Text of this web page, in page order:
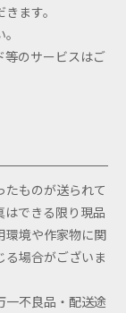
ます。
等のサービスはご
たものが送られて
はできる限り現品
環境や作家物に関
る場合がございま
一不良品・配送途